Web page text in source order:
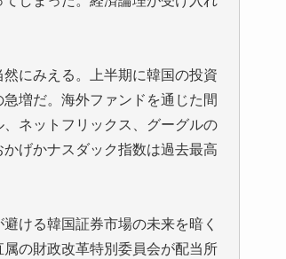
にみえる。上半期に韓国の投資
増だ。海外ファンドを通じた間
ネットフリックス、グーグルの
げかナスダック指数は過去最高
ける韓国証券市場の未来を暗く
の財政改革特別委員会が配当所